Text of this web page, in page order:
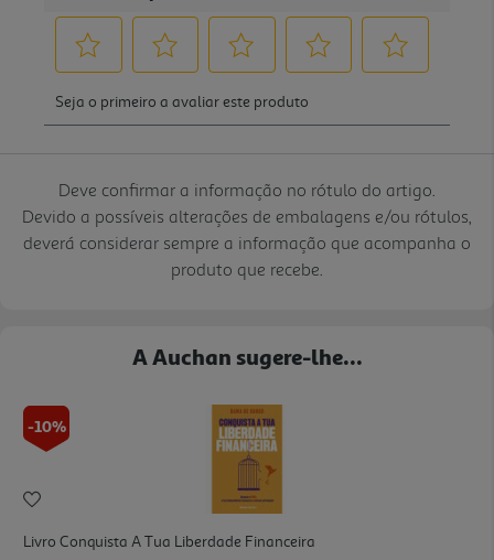
Deve confirmar a informação no rótulo do artigo.
Devido a possíveis alterações de embalagens e/ou rótulos,
deverá considerar sempre a informação que acompanha o
produto que recebe.
A Auchan sugere-lhe...
-10%
Livro Conquista A Tua Liberdade Financeira